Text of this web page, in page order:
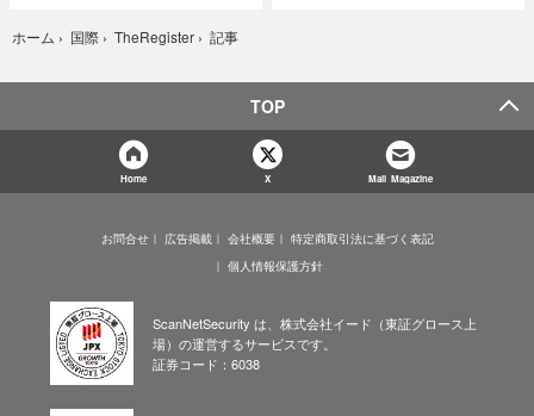
ホーム › 国際 › TheRegister › 記事
TOP
Home X Mail Magazine
お問合せ 広告掲載 会社概要
特定商取引法に基づく表記
個人情報保護方針
ScanNetSecurity は、株式会社イード（東証グロース上
場）の運営するサービスです。
証券コード：6038